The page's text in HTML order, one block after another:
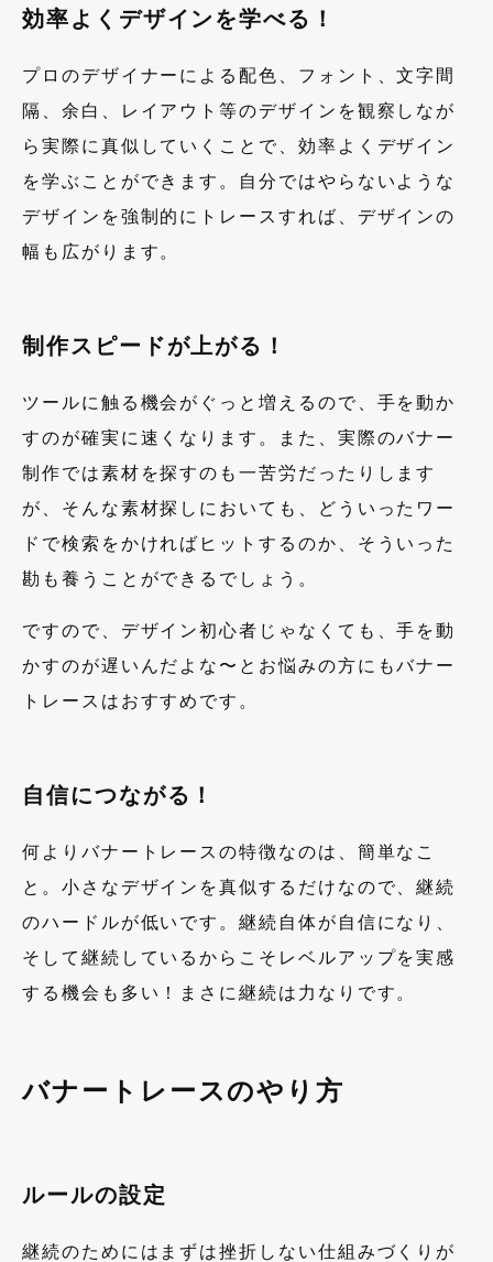
効率よくデザインを学べる！
プロのデザイナーによる配色、フォント、文字間
隔、余白、レイアウト等のデザインを観察しなが
ら実際に真似していくことで、効率よくデザイン
を学ぶことができます。自分ではやらないような
デザインを強制的にトレースすれば、デザインの
幅も広がります。
制作スピードが上がる！
ツールに触る機会がぐっと増えるので、手を動か
すのが確実に速くなります。また、実際のバナー
制作では素材を探すのも一苦労だったりします
が、そんな素材探しにおいても、どういったワー
ドで検索をかければヒットするのか、そういった
勘も養うことができるでしょう。
ですので、デザイン初心者じゃなくても、手を動
かすのが遅いんだよな〜とお悩みの方にもバナー
トレースはおすすめです。
自信につながる！
何よりバナートレースの特徴なのは、簡単なこ
と。小さなデザインを真似するだけなので、継続
のハードルが低いです。継続自体が自信になり、
そして継続しているからこそレベルアップを実感
する機会も多い！まさに継続は力なりです。
バナートレースのやり方
ルールの設定
継続のためにはまずは挫折しない仕組みづくりが